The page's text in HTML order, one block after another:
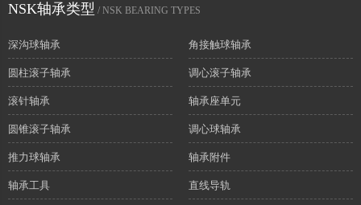
NSK轴承类型 / NSK BEARING TYPES
深沟球轴承 角接触球轴承
圆柱滚子轴承 调心滚子轴承
滚针轴承 轴承座单元
圆锥滚子轴承 调心球轴承
推力球轴承 轴承附件
轴承工具 直线导轨